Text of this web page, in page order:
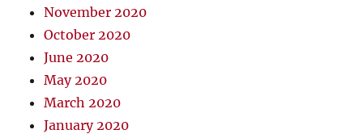
November 2020
October 2020
June 2020
May 2020
March 2020
January 2020